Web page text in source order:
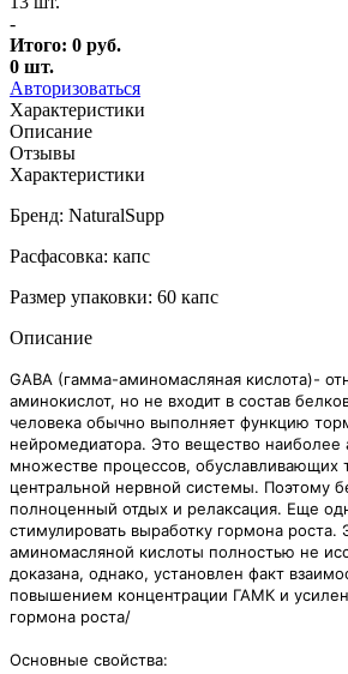
-
Итого: 0 руб.
0 шт.
Авторизоваться
Характеристики
Описание
Отзывы
Характеристики
Бренд: NaturalSupp
Расфасовка: капс
Размер упаковки: 60 капс
Описание
GABA (гамма-аминомасляная кислота)-
аминокислот, но не входит в состав
человека обычно выполняет функцию
нейромедиатора. Это вещество наиболее
множестве процессов, обуславливающих
центральной нервной системы. Поэтому
полноценный отдых и релаксация. Еще
стимулировать выработку гормона роста.
аминомасляной кислоты полностью не
доказана, однако, установлен факт
повышением концентрации ГАМК и
гормона роста/
Основные свойства: